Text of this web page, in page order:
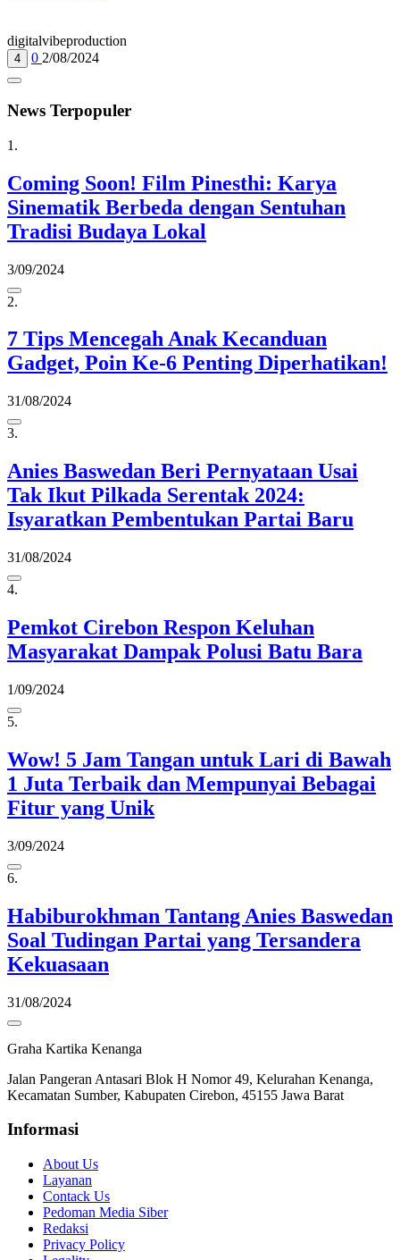
digitalvibeproduction
4 0 2/08/2024
News Terpopuler
1.
Coming Soon! Film Pinesthi: Karya
Sinematik Berbeda dengan Sentuhan
Tradisi Budaya Lokal
3/09/2024
2.
7 Tips Mencegah Anak Kecanduan
Gadget, Poin Ke-6 Penting Diperhatikan!
31/08/2024
3.
Anies Baswedan Beri Pernyataan Usai
Tak Ikut Pilkada Serentak 2024:
Isyaratkan Pembentukan Partai Baru
31/08/2024
4.
Pemkot Cirebon Respon Keluhan
Masyarakat Dampak Polusi Batu Bara
1/09/2024
5.
Wow! 5 Jam Tangan untuk Lari di Bawah
1 Juta Terbaik dan Mempunyai Bebagai
Fitur yang Unik
3/09/2024
6.
Habiburokhman Tantang Anies Baswedan
Soal Tudingan Partai yang Tersandera
Kekuasaan
31/08/2024
Graha Kartika Kenanga
Jalan Pangeran Antasari Blok H Nomor 49, Kelurahan Kenanga,
Kecamatan Sumber, Kabupaten Cirebon, 45155 Jawa Barat
Informasi
About Us
Layanan
Contack Us
Pedoman Media Siber
Redaksi
Privacy Policy